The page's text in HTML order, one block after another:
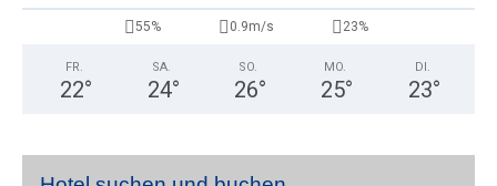
55% 0.9m/s 23%
FR.
22°
SA.
24°
SO.
26°
MO.
25°
DI.
23°